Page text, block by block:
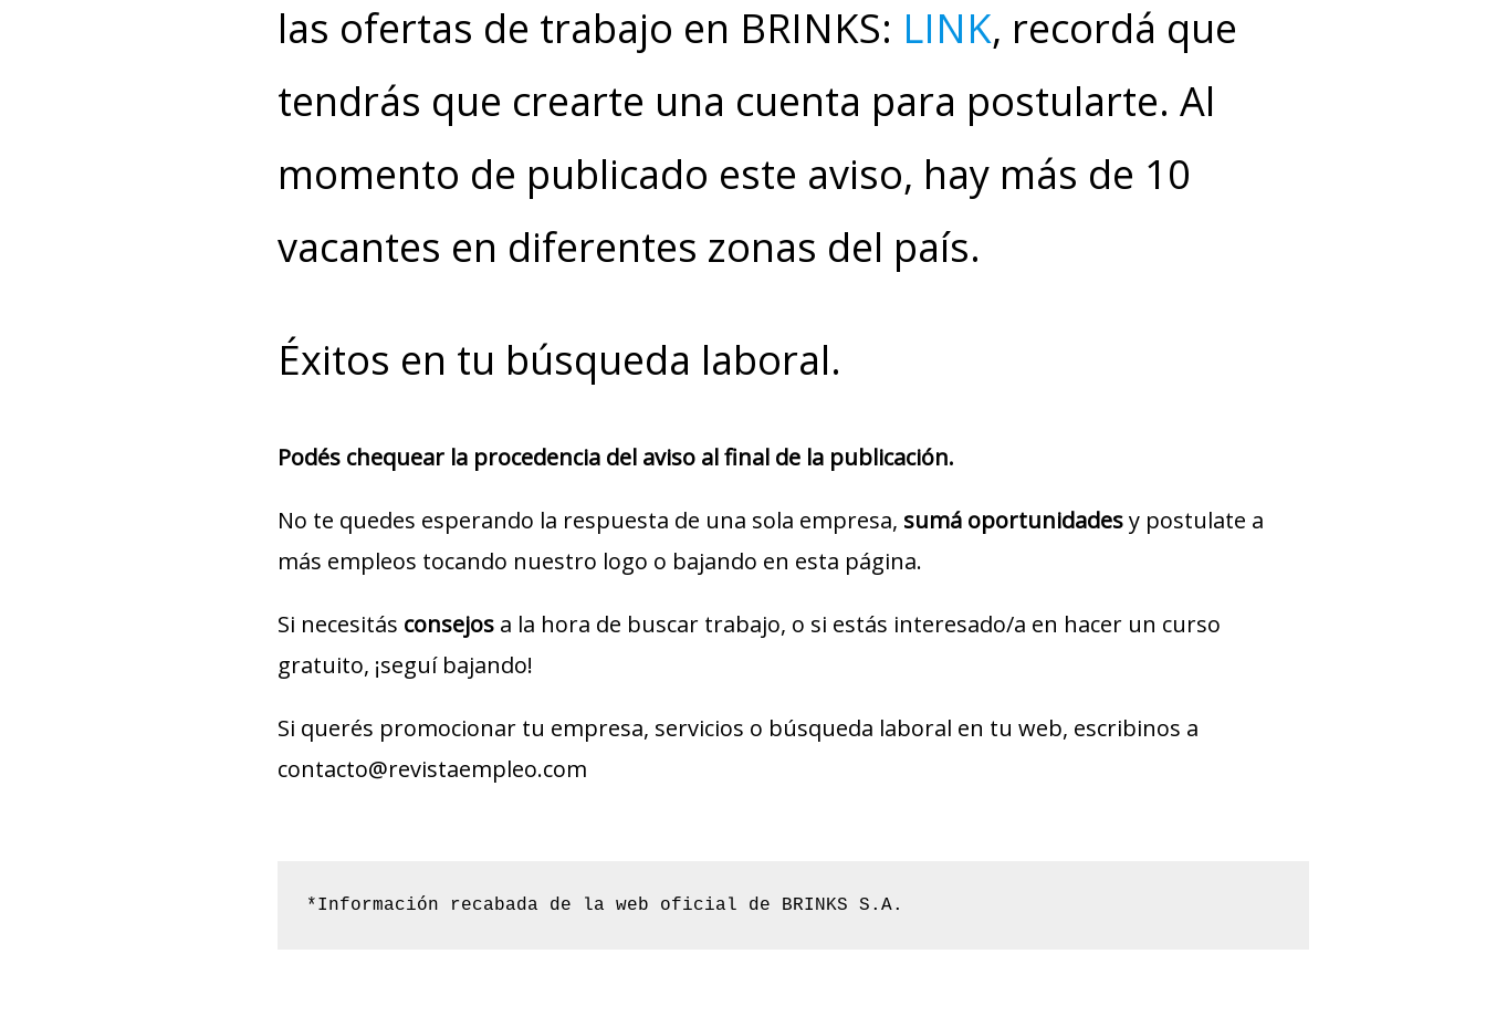
las ofertas de trabajo en BRINKS: LINK, recordá que
tendrás que crearte una cuenta para postularte. Al
momento de publicado este aviso, hay más de 10
vacantes en diferentes zonas del país.
Éxitos en tu búsqueda laboral.
Podés chequear la procedencia del aviso al final de la publicación.
No te quedes esperando la respuesta de una sola empresa, sumá oportunidadesy postulate a
más empleos tocando nuestro logo o bajando en esta página.
Si necesitás consejosa la hora de buscar trabajo, o si estás interesado/a en hacer un curso
gratuito, ¡seguí bajando!
Si querés promocionar tu empresa, servicios o búsqueda laboral en tu web, escribinos a
contacto@revistaempleo.com
*Información recabada de la web oficial de BRINKS S.A.